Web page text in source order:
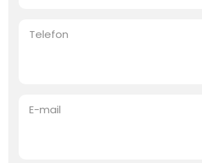
Telefon
E-mail